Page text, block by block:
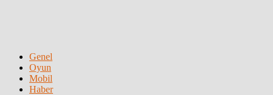
Genel
Oyun
Mobil
Haber